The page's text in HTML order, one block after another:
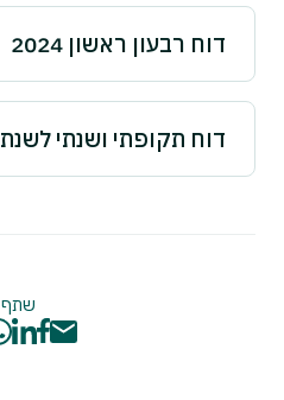
דוח רבעון ראשון 2024
דוח תקופתי ושנתי לשנת 2023
שתף